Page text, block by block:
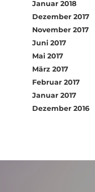
Januar 2018
Dezember 2017
November 2017
Juni 2017
Mai 2017
März 2017
Februar 2017
Januar 2017
Dezember 2016